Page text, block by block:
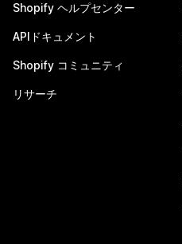
Shopify ヘルプセンター
APIドキュメント
Shopify コミュニティ
リサーチ